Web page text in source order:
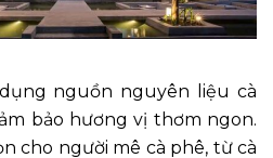
nguồn nguyên liệu cà
bảo hương vị thơm ngon.
cho người mê cà phê, từ cà